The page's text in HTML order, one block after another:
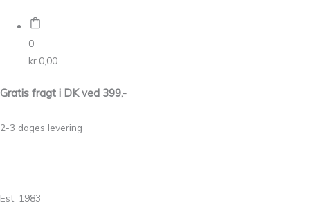
0
kr. 0,00
Gratis fragt i DK ved 399,-
2-3 dages levering
Est. 1983